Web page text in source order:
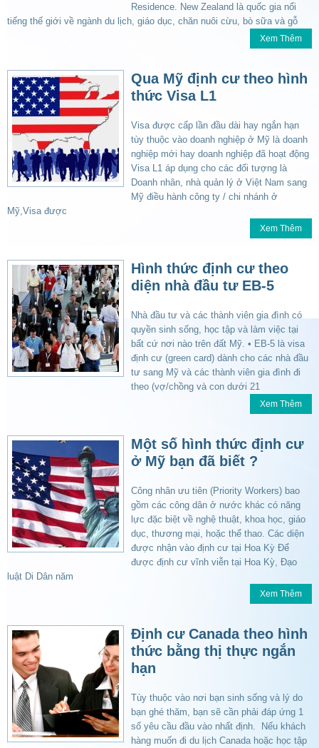
Residence. New Zealand là quốc gia nổi
tiếng thế giới về ngành du lịch, giáo dục, chăn nuôi cừu, bò sữa và gỗ
Xem Thêm
Qua Mỹ định cư theo hình
thức Visa L1
Visa được cấp lần đầu dài hay ngắn hạn
tùy thuộc vào doanh nghiệp ở Mỹ là doanh
nghiệp mới hay doanh nghiệp đã hoạt động
Visa L1 áp dụng cho các đối tượng là
Doanh nhân, nhà quản lý ở Việt Nam sang
Mỹ điều hành công ty / chi nhánh ở
Mỹ,Visa được
Xem Thêm
Hình thức định cư theo
diện nhà đầu tư EB-5
Nhà đầu tư và các thành viên gia đình có
quyền sinh sống, học tập và làm việc tại
bất cứ nơi nào trên đất Mỹ. • EB-5 là visa
định cư (green card) dành cho các nhà đầu
tư sang Mỹ và các thành viên gia đình đi
theo (vợ/chồng và con dưới 21
Xem Thêm
Một số hình thức định cư
ở Mỹ bạn đã biết ?
Công nhân ưu tiên (Priority Workers) bao
gồm các công dân ở nước khác có năng
lực đặc biệt về nghệ thuật, khoa học, giáo
dục, thương mại, hoặc thể thao. Các diện
được nhận vào định cư tại Hoa Kỳ Ðể
được định cư vĩnh viễn tại Hoa Kỳ, Đạo
luật Di Dân năm
Xem Thêm
Định cư Canada theo hình
thức bằng thị thực ngắn
hạn
Tùy thuộc vào nơi bạn sinh sống và lý do
bạn ghé thăm, bạn sẽ cần phải đáp ứng 1
số yêu cầu đầu vào nhất định. Nếu khách
hàng muốn đi du lịch Canada hoặc học tập